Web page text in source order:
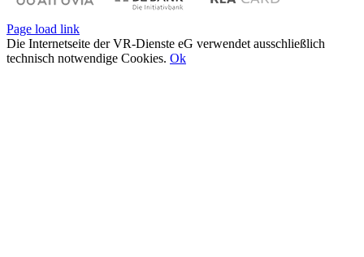
Page load link
Die Internetseite der VR-Dienste eG verwendet ausschließlich
technisch notwendige Cookies. Ok